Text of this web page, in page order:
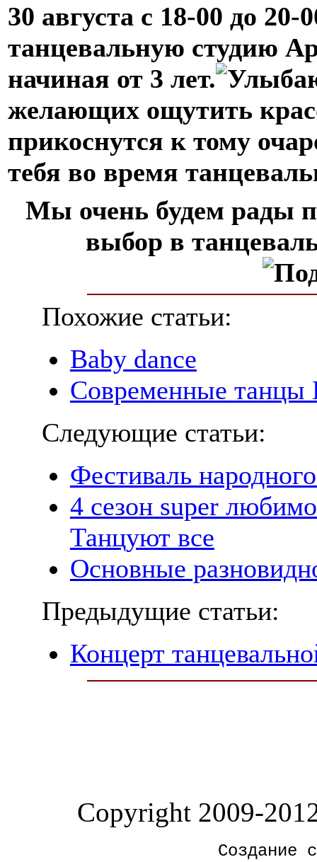
30 августа с 18-00 до 20-
танцевальную студию
начиная от 3 лет.
желающих ощутить
прикоснутся к тому
тебя во время
Мы очень будем рады
выбор в
Похожие статьи:
Baby dance
Современные танцы
Следующие статьи:
Фестиваль
4 сезон super
Танцуют все
Основные
Предыдущие статьи:
Концерт
Copyright 2009-